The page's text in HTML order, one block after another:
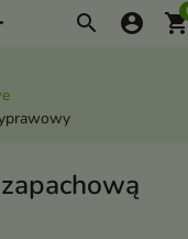
search account_circle